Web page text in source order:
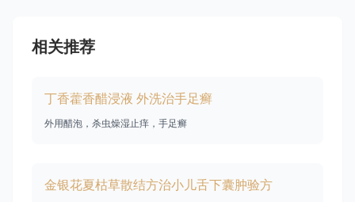
相关推荐
丁香藿香醋浸液 外洗治手足癣
外用醋泡，杀虫燥湿止痒，手足癣
金银花夏枯草散结方治小儿舌下囊肿验方